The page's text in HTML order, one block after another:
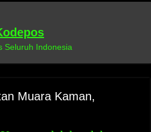
Seluruh Indonesia
Muara Kaman,